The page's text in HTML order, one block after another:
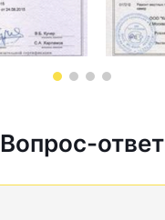
Вопрос-ответ